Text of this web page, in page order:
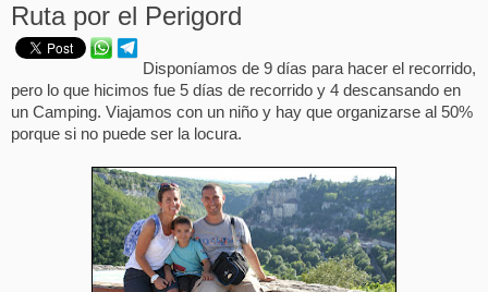
Ruta por el Perigord
Disponíamos de 9 días para hacer el recorrido,
pero lo que hicimos fue 5 días de recorrido y 4 descansando en
un Camping. Viajamos con un niño y hay que organizarse al 50%
porque si no puede ser la locura.